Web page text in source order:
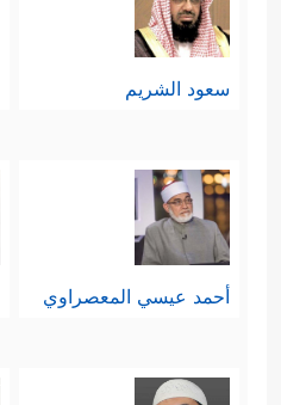
سعود الشريم
أحمد عيسي المعصراوي